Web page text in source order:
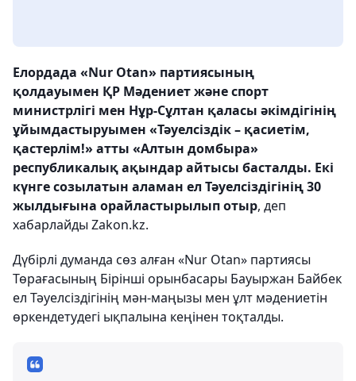
Елордада «Nur Otan» партиясының
қолдауымен ҚР Мәдениет және спорт
министрлігі мен Нұр-Сұлтан қаласы әкімдігінің
ұйымдастыруымен «Тәуелсіздік – қасиетім,
қастерлім!» атты «Алтын домбыра»
республикалық ақындар айтысы басталды. Екі
күнге созылатын аламан ел Тәуелсіздігінің 30
жылдығына орайластырылып отыр, деп
хабарлайды Zakon.kz.
Дүбірлі думанда сөз алған «Nur Otan» партиясы
Төрағасының Бірінші орынбасары Бауыржан Байбек
ел Тәуелсіздігінің мән-маңызы мен ұлт мәдениетін
өркендетудегі ықпалына кеңінен тоқталды.